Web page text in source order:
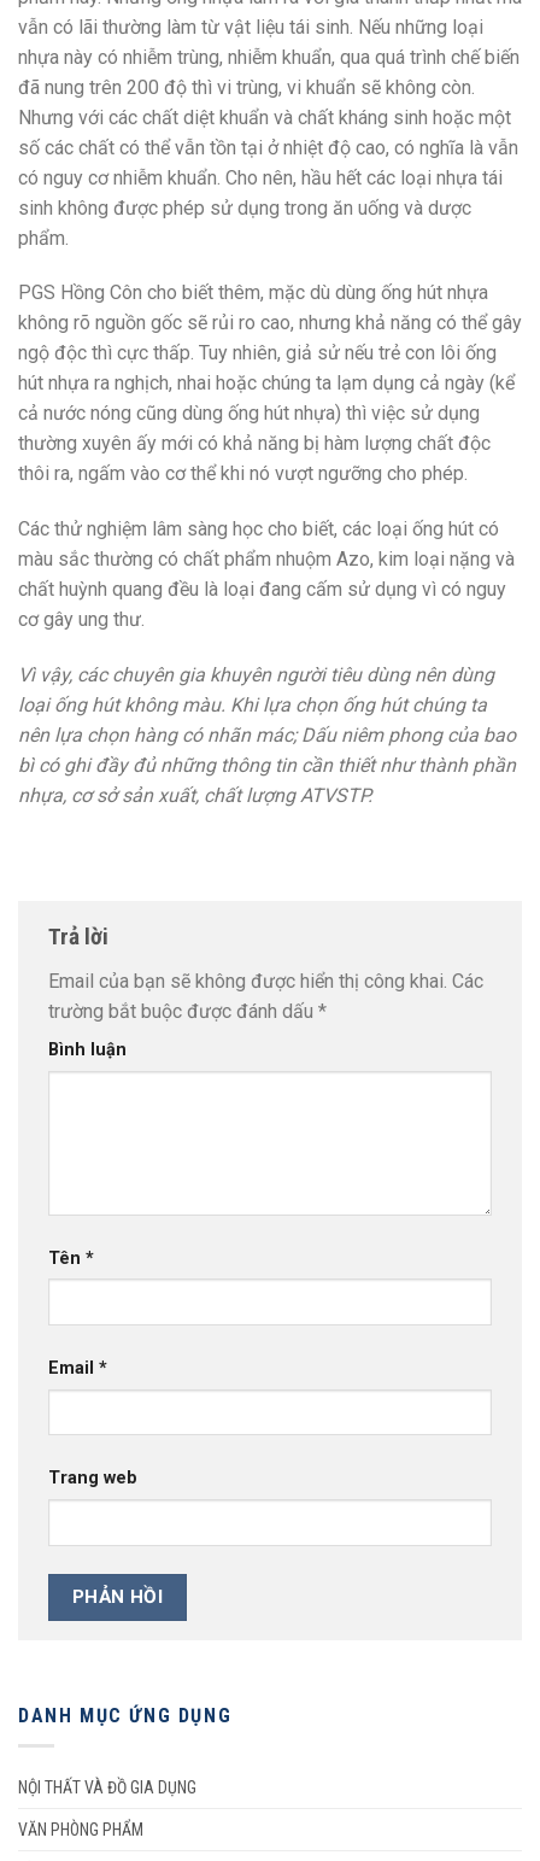
DANH MỤC ỨNG DỤNG
NỘI THẤT VÀ ĐỒ GIA DỤNG
VĂN PHÒNG PHẨM
vẫn có lãi thường làm từ vật liệu tái sinh. Nếu những loại
nhựa này có nhiễm trùng, nhiễm khuẩn, qua quá trình chế biến
đã nung trên 200 độ thì vi trùng, vi khuẩn sẽ không còn.
Nhưng với các chất diệt khuẩn và chất kháng sinh hoặc một
số các chất có thể vẫn tồn tại ở nhiệt độ cao, có nghĩa là vẫn
có nguy cơ nhiễm khuẩn. Cho nên, hầu hết các loại nhựa tái
sinh không được phép sử dụng trong ăn uống và dược
phẩm.
PGS Hồng Côn cho biết thêm, mặc dù dùng ống hút nhựa
không rõ nguồn gốc sẽ rủi ro cao, nhưng khả năng có thể gây
ngộ độc thì cực thấp. Tuy nhiên, giả sử nếu trẻ con lôi ống
hút nhựa ra nghịch, nhai hoặc chúng ta lạm dụng cả ngày (kể
cả nước nóng cũng dùng ống hút nhựa) thì việc sử dụng
thường xuyên ấy mới có khả năng bị hàm lượng chất độc
thôi ra, ngấm vào cơ thể khi nó vượt ngưỡng cho phép.
Các thử nghiệm lâm sàng học cho biết, các loại ống hút có
màu sắc thường có chất phẩm nhuộm Azo, kim loại nặng và
chất huỳnh quang đều là loại đang cấm sử dụng vì có nguy
cơ gây ung thư.
Vì vậy, các chuyên gia khuyên người tiêu dùng nên dùng
loại ống hút không màu. Khi lựa chọn ống hút chúng ta
nên lựa chọn hàng có nhãn mác; Dấu niêm phong của bao
bì có ghi đầy đủ những thông tin cần thiết như thành phần
nhựa, cơ sở sản xuất, chất lượng ATVSTP.
Trả lời
Email của bạn sẽ không được hiển thị công khai. Các
trường bắt buộc được đánh dấu *
Bình luận
Tên *
Email *
Trang web